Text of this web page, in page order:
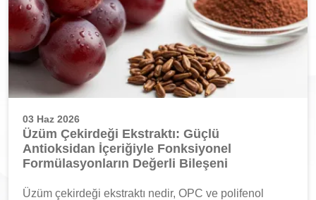
03 Haz 2026
Üzüm Çekirdeği Ekstraktı: Güçlü
Antioksidan İçeriğiyle Fonksiyonel
Formülasyonların Değerli Bileşeni
Üzüm çekirdeği ekstraktı nedir, OPC ve polifenol